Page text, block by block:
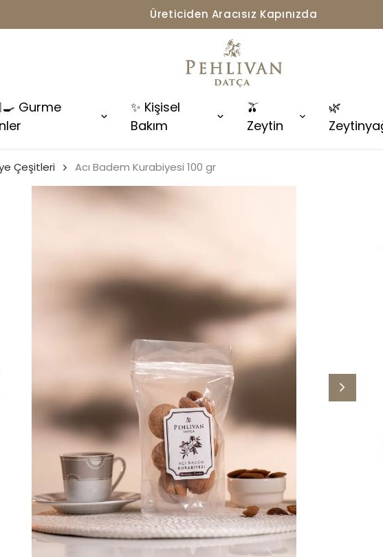
Üreticiden Aracısız Kapınızda
Gurme
✨ Kişisel
Bakım
🫒
Zeytin
🌿
Çeşitleri Acı Badem Kurabiyesi 100 gr
😍 Datça’nın Taze ve Doğal Lezzetlerini Şimdi